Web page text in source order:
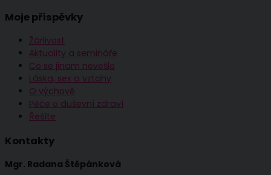
Moje příspěvky
Žárlivost
Aktuality a semináře
Co se jinam nevešlo
Láska, sex a vztahy
O výchově
Péče o duševní zdraví
Řešíte
Kontakty
Mgr. Radana Štěpánková